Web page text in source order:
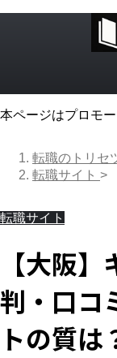
本ページはプロモ
転職のトリセ
転職サイト >
転職サイト
【大阪
判・口コ
トの質は